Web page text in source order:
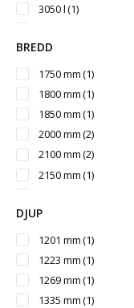
3050 l(1)
3500 l
3750 l(1)
4000 l(1)
4250 l(1)
4500 l(1)
BREDD
1750 mm(1)
1800 mm(1)
1850 mm(1)
2000 mm(2)
2100 mm(2)
2150 mm(1)
2250 mm
2300 mm (1)
2350 mm (1)
DJUP
1201 mm(1)
1223 mm(1)
1269 mm(1)
1335 mm(1)